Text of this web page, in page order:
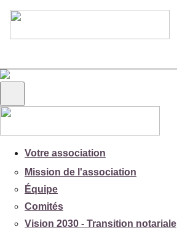
Votre association
Mission de l'association
Équipe
Comités
Vision 2030 - Transition notariale